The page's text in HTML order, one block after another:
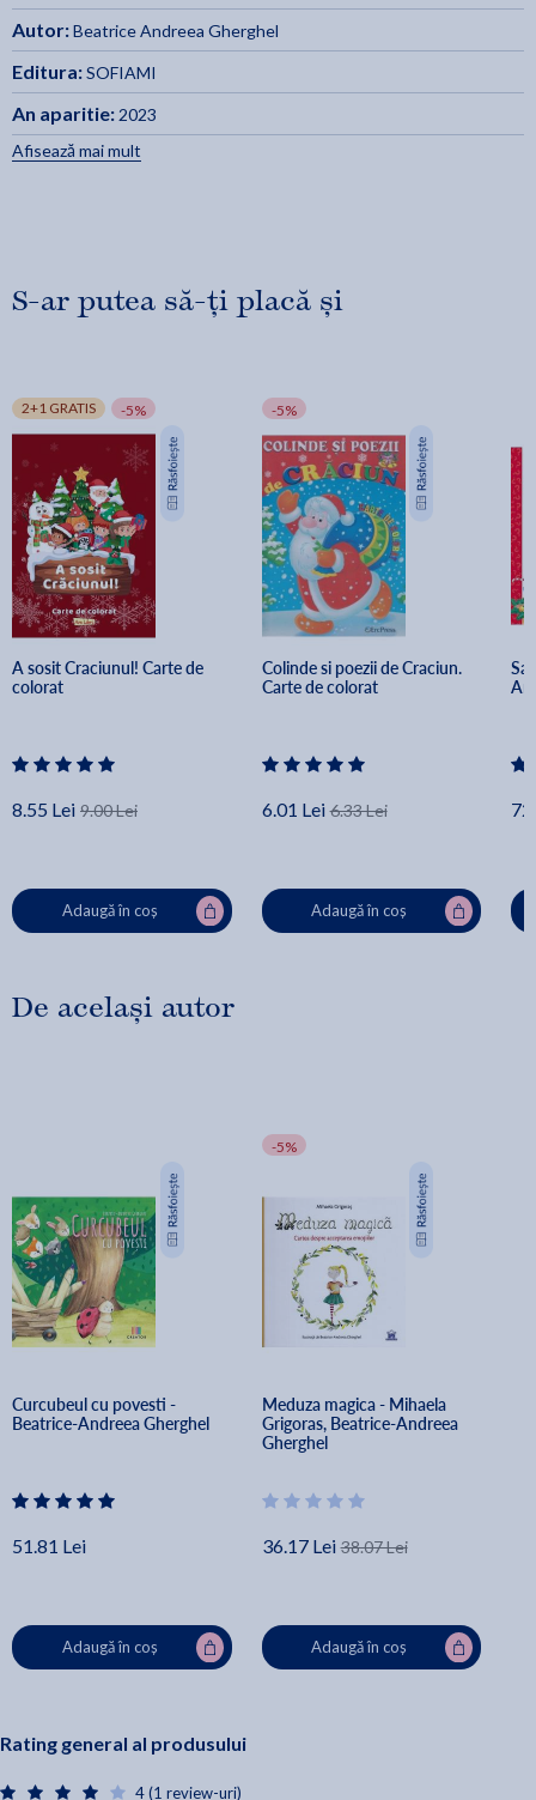
Autor:Beatrice Andreea Gherghel
Editura:SOFIAMI
An aparitie: 2023
Afisează mai mult
S-ar putea să-ți placă și
2+1 GRATIS -5%
A sosit Craciunul! Carte de
colorat
8.55 Lei 9.00 Lei
Adaugă în coș
-5%
Colinde si poezii de Craciun.
Carte de colorat
6.01 Lei 6.33 Lei
Adaugă în coș
De același autor
Curcubeul cu povesti -
Beatrice-Andreea Gherghel
51.81 Lei
Adaugă în coș
-5%
Meduza magica - Mihaela
Grigoras, Beatrice-Andreea
Gherghel
36.17 Lei 38.07 Lei
Adaugă în coș
Rating general al produsului
4 (1 review-uri)